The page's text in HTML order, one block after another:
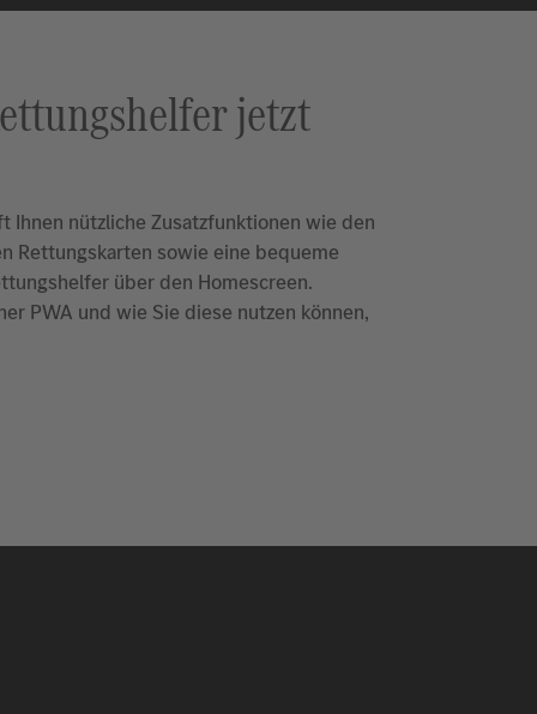
jetzt
Ihnen nützliche Zusatzfunktionen wie den
Rettungskarten sowie eine bequeme
über den Homescreen.
PWA und wie Sie diese nutzen können,